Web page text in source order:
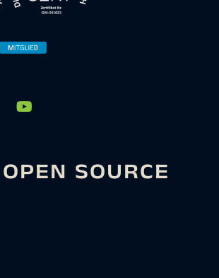
OPEN SOURCE